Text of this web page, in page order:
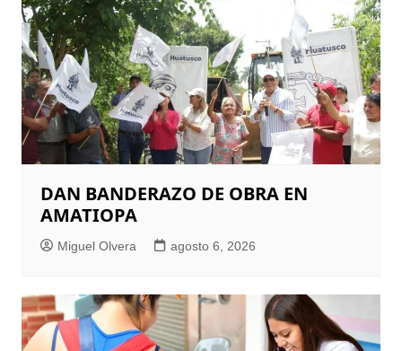
DAN BANDERAZO DE OBRA EN
AMATIOPA
Miguel Olvera agosto 6, 2026